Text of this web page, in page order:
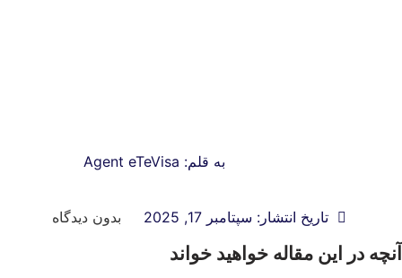
Agent eTeVisa
تاریخ انتشار: سپتامبر 17, 2025 بدون دیدگاه
این مقاله خواهید خواند